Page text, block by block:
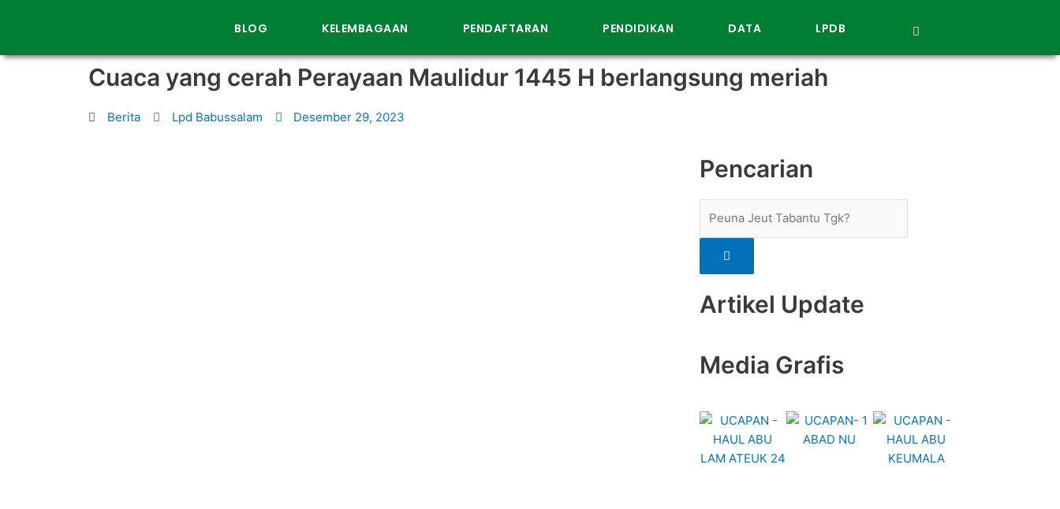
BLOG KELEMBAGAAN PENDAFTARAN PENDIDIKAN DATA LPDB
Cuaca yang cerah Perayaan Maulidur 1445 H berlangsung meriah
Berita Lpd Babussalam Desember 29, 2023
Pencarian
Artikel Update
Media Grafis